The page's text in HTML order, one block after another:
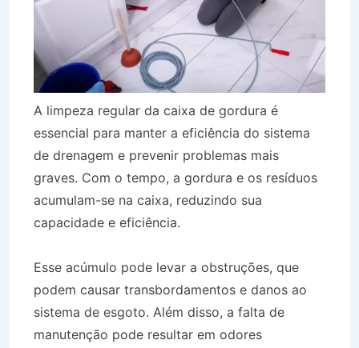
A limpeza regular da caixa de gordura é
essencial para manter a eficiência do sistema
de drenagem e prevenir problemas mais
graves. Com o tempo, a gordura e os resíduos
acumulam-se na caixa, reduzindo sua
capacidade e eficiência.
Esse acúmulo pode levar a obstruções, que
podem causar transbordamentos e danos ao
sistema de esgoto. Além disso, a falta de
manutenção pode resultar em odores